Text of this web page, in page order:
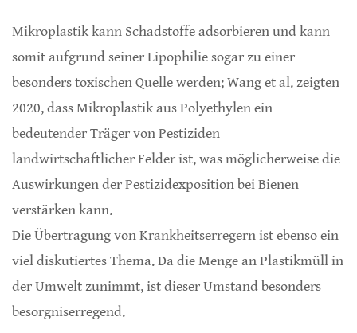
Mikroplastik kann Schadstoffe adsorbieren und kann
somit aufgrund seiner Lipophilie sogar zu einer
besonders toxischen Quelle werden; Wang et al. zeigten
2020, dass Mikroplastik aus Polyethylen ein
bedeutender Träger von Pestiziden
landwirtschaftlicher Felder ist, was möglicherweise die
Auswirkungen der Pestizidexposition bei Bienen
verstärken kann.
Die Übertragung von Krankheitserregern ist ebenso ein
viel diskutiertes Thema. Da die Menge an Plastikmüll in
der Umwelt zunimmt, ist dieser Umstand besonders
besorgniserregend.